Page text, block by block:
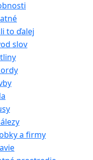
to ďalej
slov
a firmy